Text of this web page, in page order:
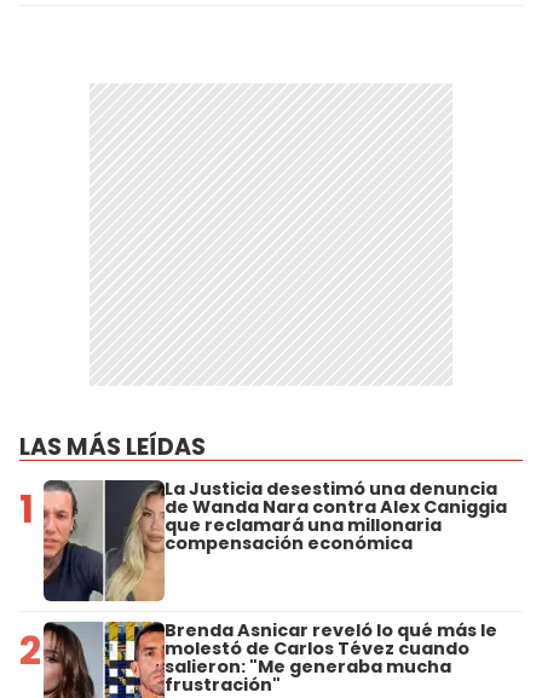
LAS MÁS LEÍDAS
1 La Justicia desestimó una denuncia
de Wanda Nara contra Alex Caniggia
que reclamará una millonaria
compensación económica
2 Brenda Asnicar reveló lo qué más le
molestó de Carlos Tévez cuando
salieron: "Me generaba mucha
frustración"